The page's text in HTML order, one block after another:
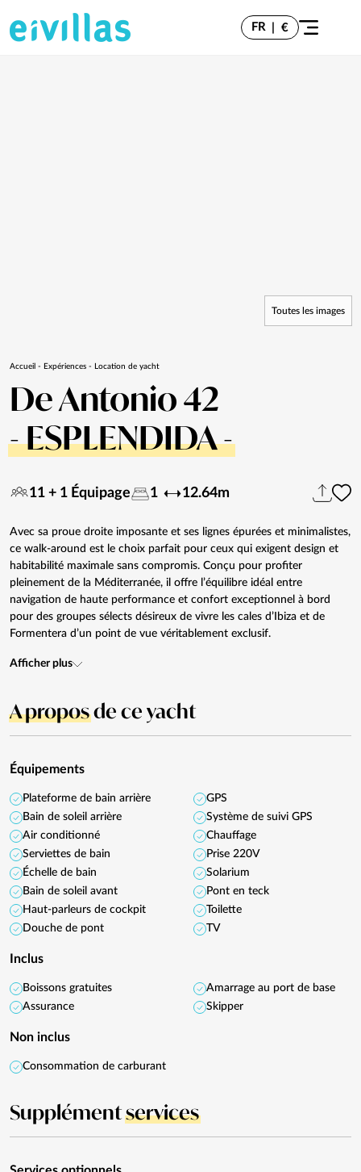
FR €
Toutes les images
Accueil - Expériences - Location de yacht
De Antonio 42
- ESPLENDIDA -
11 + 1 Équipage 1 12.64m
Avec sa proue droite imposante et ses lignes épurées et minimalistes,
ce walk-around est le choix parfait pour ceux qui exigent design et
habitabilité maximale sans compromis. Conçu pour profiter
pleinement de la Méditerranée, il offre l’équilibre idéal entre
navigation de haute performance et confort exceptionnel à bord
pour des groupes sélects désireux de vivre les cales d’Ibiza et de
Formentera d’un point de vue véritablement exclusif.
Afficher plus
A proposde ce yacht
Équipements
Plateforme de bain arrière
Bain de soleil arrière
Air conditionné
Serviettes de bain
Échelle de bain
Bain de soleil avant
Haut-parleurs de cockpit
Douche de pont
GPS
Système de suivi GPS
Chauffage
Prise 220V
Solarium
Pont en teck
Toilette
TV
Inclus
Boissons gratuites
Assurance
Amarrage au port de base
Skipper
Non inclus
Consommation de carburant
Supplémentservices